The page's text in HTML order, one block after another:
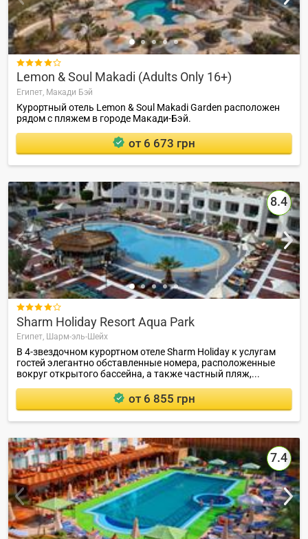

Lemon & Soul Makadi (Adults Only 16+)
Египет, Макади Бэй
Курортный отель Lemon & Soul Makadi Garden расположен
рядом с пляжем в городе Макади-Бэй.
от 6 673 грн
8.4

Sharm Holiday Resort Aqua Park
Египет, Шарм-эль-Шейх
В 4-звездочном курортном отеле Sharm Holiday к услугам
гостей элегантно обставленные номера, расположенные
вокруг открытого бассейна, а также частный пляж,...
от 6 855 грн
7.4